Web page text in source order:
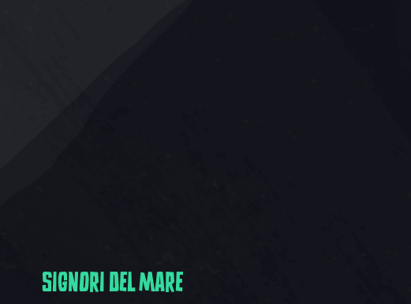
SIGNORI DEL MARE